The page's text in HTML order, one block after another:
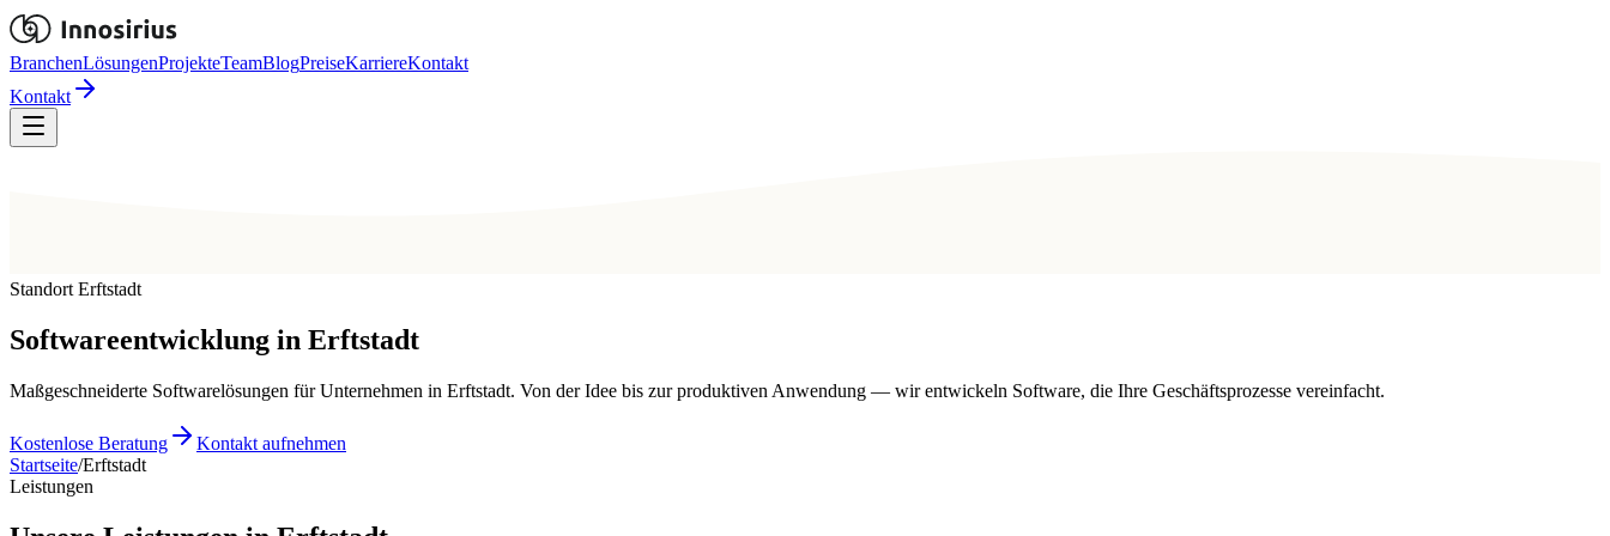
BranchenLösungenProjekteTeamBlogPreiseKarriereKontakt
Kontakt
Standort Erftstadt
Softwareentwicklung in Erftstadt
Maßgeschneiderte Softwarelösungen für Unternehmen in Erftstadt. Von der Idee bis zur produktiven Anwendung — wir entwickeln Software, die Ihre Geschäftsprozesse vereinfacht.
Kostenlose Beratung
Kontakt aufnehmen
Startseite/Erftstadt
Leistungen